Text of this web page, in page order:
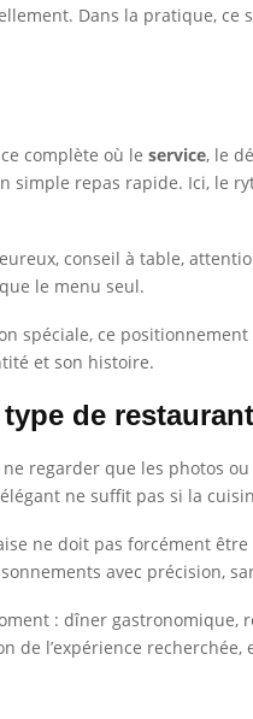
Dans la pratique, ce
complète où le service, le
repas rapide. Ici, le
conseil à table,
le menu seul.
spéciale, ce
et son histoire.
de restaurant
regarder que les photos
ne suffit pas si la
ne doit pas forcément être
avec précision,
: dîner
de l’expérience